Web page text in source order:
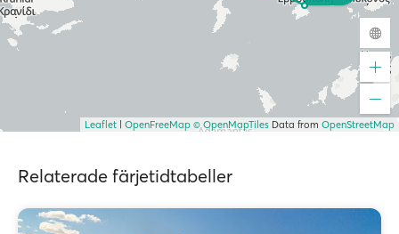
Leaflet OpenFreeMap © OpenMapTiles Data from OpenStreetMap
Relaterade färjetidtabeller